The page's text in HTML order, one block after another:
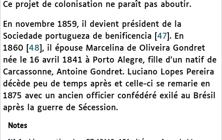
Ce projet de colonisation ne paraît pas aboutir.
En novembre 1859, il devient président de la
Sociedade portugueza de benificencia
47 . En
1860
48 , il épouse Marcelina de Oliveira Gondret
née le 16 avril 1841 à Porto Alegre, fille d’un natif de
Carcassonne, Antoine Gondret. Luciano Lopes Pereira
décède peu de temps après et celle-ci se remarie en
1875 avec un ancien officier confédéré exilé au Brésil
après la guerre de Sécession.
Notes